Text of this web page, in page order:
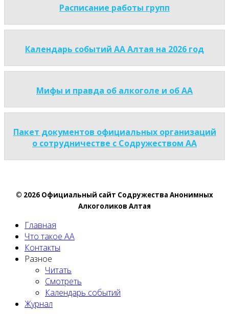
Расписание работы групп
Календарь событий АА Алтая на 2026 год
Мифы и правда об алкоголе и об АА
Пакет документов официальных организаций
о сотрудничестве с Содружеством АА
© 2026 Официальный сайт Содружества Анонимных
Алкоголиков Алтая
Главная
Что такое АА
Контакты
Разное
Читать
Смотреть
Календарь событий
Журнал